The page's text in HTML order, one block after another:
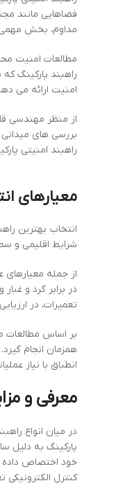
فضاهایی مانند
مداوم، بخش
مطالعات امنیت
راهبند پارکینگ
امنیت ارائه می
از منظر مهندسی
بررسی های
راهبند امنیتی
معیارهای
انتخاب بهترین
شرایط اقلیمی و
از جمله معیارهای
در برابر گرد و
تعمیرات، در
بر اساس مطالعات
همزمان انجام
انطباق با نیاز
معرفی و
در میان انواع
پارکینگ به دلیل
خود اختصاص داده
کنترل